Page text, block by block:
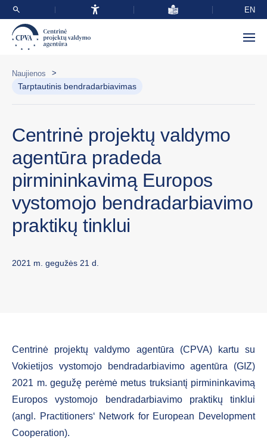
EN
Naujienos >
Tarptautinis bendradarbiavimas
Centrinė projektų valdymo
agentūra pradeda
pirmininkavimą Europos
vystomojo bendradarbiavimo
praktikų tinklui
2021 m. gegužės 21 d.
Centrinė projektų valdymo agentūra (CPVA) kartu su
Vokietijos vystomojo bendradarbiavimo agentūra (GIZ)
2021 m. gegužę perėmė metus truksiantį pirmininkavimą
Europos vystomojo bendradarbiavimo praktikų tinklui
(angl. Practitioners‘ Network for European Development
Cooperation).